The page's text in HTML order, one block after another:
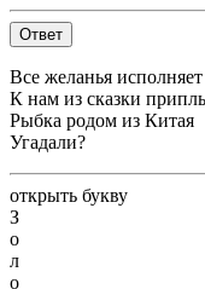
Ответ
Все желанья исполняет
К нам из сказки
Рыбка родом из Китая
Угадали?
открыть букву
З
о
л
о